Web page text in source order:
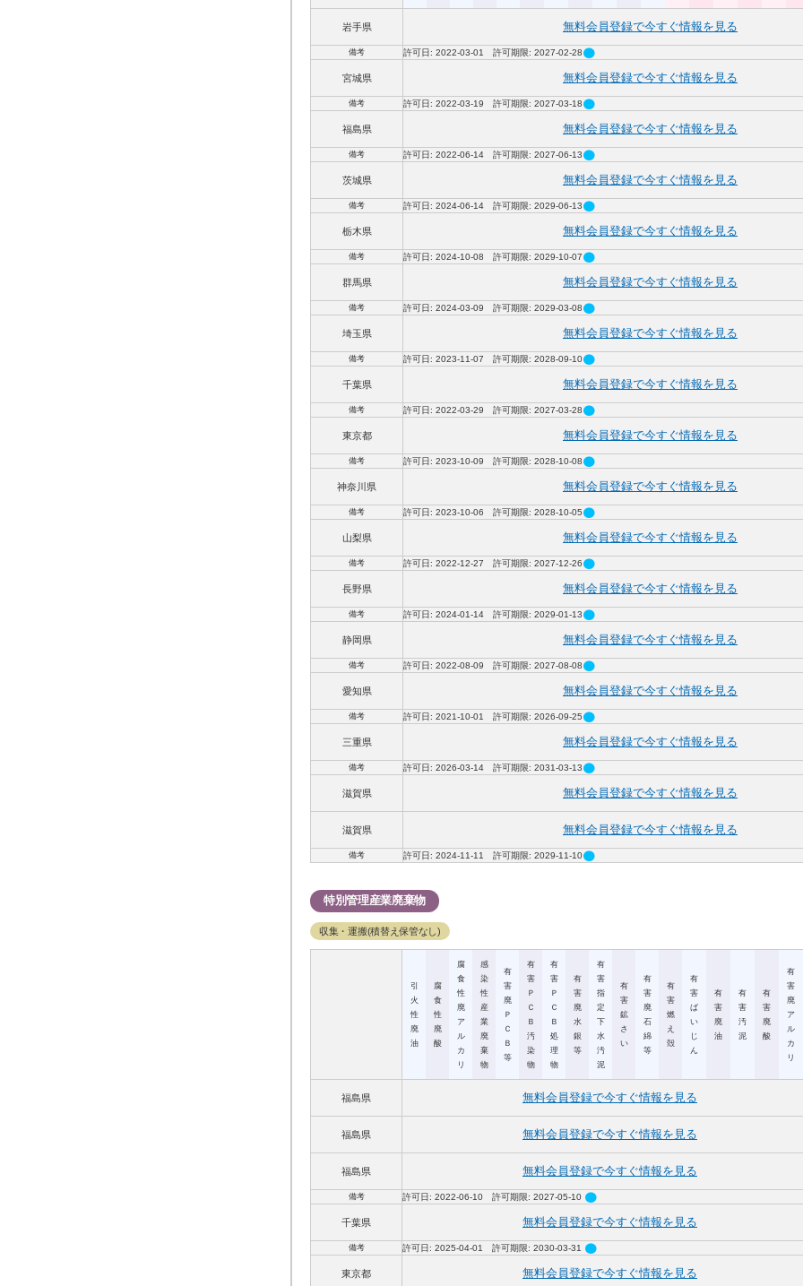
岩手県 無料会員登録で今すぐ情報を見る
備考 許可日: 2022-03-01 許可期限: 2027-02-28circle
宮城県 無料会員登録で今すぐ情報を見る
備考 許可日: 2022-03-19 許可期限: 2027-03-18circle
福島県 無料会員登録で今すぐ情報を見る
備考 許可日: 2022-06-14 許可期限: 2027-06-13circle
茨城県 無料会員登録で今すぐ情報を見る
備考 許可日: 2024-06-14 許可期限: 2029-06-13circle
栃木県 無料会員登録で今すぐ情報を見る
備考 許可日: 2024-10-08 許可期限: 2029-10-07circle
群馬県 無料会員登録で今すぐ情報を見る
備考 許可日: 2024-03-09 許可期限: 2029-03-08circle
埼玉県 無料会員登録で今すぐ情報を見る
備考 許可日: 2023-11-07 許可期限: 2028-09-10circle
千葉県 無料会員登録で今すぐ情報を見る
備考 許可日: 2022-03-29 許可期限: 2027-03-28circle
東京都 無料会員登録で今すぐ情報を見る
備考 許可日: 2023-10-09 許可期限: 2028-10-08circle
神奈川県 無料会員登録で今すぐ情報を見る
備考 許可日: 2023-10-06 許可期限: 2028-10-05circle
山梨県 無料会員登録で今すぐ情報を見る
備考 許可日: 2022-12-27 許可期限: 2027-12-26circle
長野県 無料会員登録で今すぐ情報を見る
備考 許可日: 2024-01-14 許可期限: 2029-01-13circle
静岡県 無料会員登録で今すぐ情報を見る
備考 許可日: 2022-08-09 許可期限: 2027-08-08circle
愛知県 無料会員登録で今すぐ情報を見る
備考 許可日: 2021-10-01 許可期限: 2026-09-25circle
三重県 無料会員登録で今すぐ情報を見る
備考 許可日: 2026-03-14 許可期限: 2031-03-13circle
滋賀県 無料会員登録で今すぐ情報を見る
滋賀県 無料会員登録で今すぐ情報を見る
備考 許可日: 2024-11-11 許可期限: 2029-11-10circle
特別管理産業廃棄物
収集・運搬(積替え保管なし)
引
火
性
廃
油
腐
食
性
廃
酸
腐
食
性
廃
ア
ル
カ
リ
感
染
性
産
業
廃
棄
物
有
害
廃
Ｐ
Ｃ
Ｂ
等
有
害
Ｐ
Ｃ
Ｂ
汚
染
物
有
害
Ｐ
Ｃ
Ｂ
処
理
物
有
害
廃
水
銀
等
有
害
指
定
下
水
汚
泥
有
害
鉱
さ
い
有
害
廃
石
綿
等
有
害
燃
え
殻
有
害
ば
い
じ
ん
有
害
廃
油
有
害
汚
泥
有
害
廃
酸
有
害
廃
ア
ル
カ
リ
福島県 無料会員登録で今すぐ情報を見る
福島県 無料会員登録で今すぐ情報を見る
福島県 無料会員登録で今すぐ情報を見る
備考 許可日: 2022-06-10 許可期限: 2027-05-10 circle
千葉県 無料会員登録で今すぐ情報を見る
備考 許可日: 2025-04-01 許可期限: 2030-03-31 circle
東京都 無料会員登録で今すぐ情報を見る